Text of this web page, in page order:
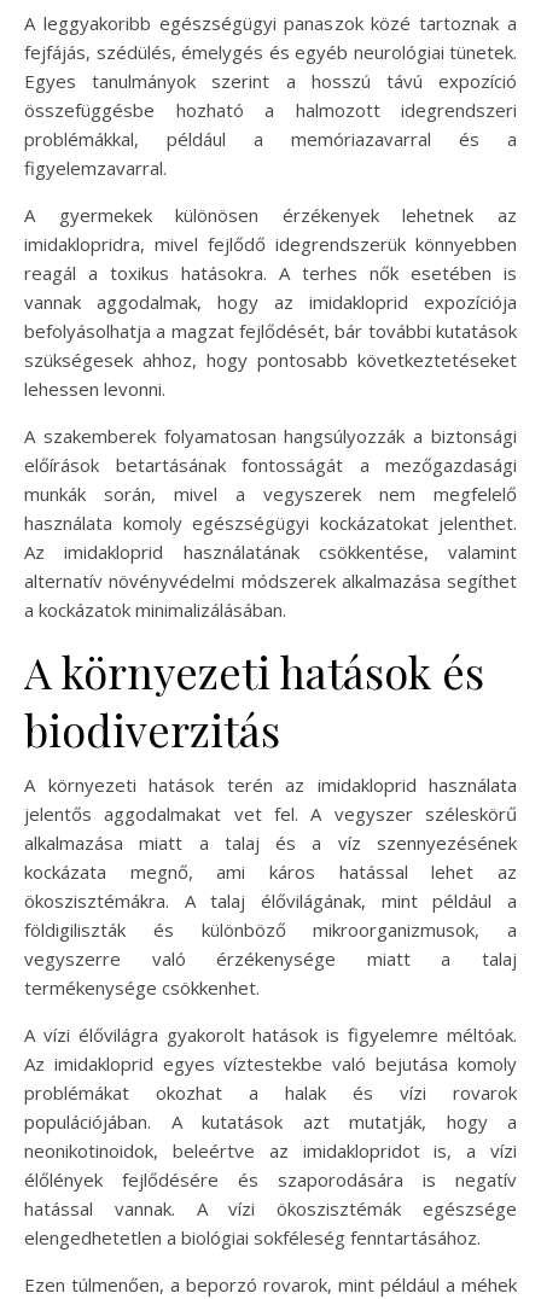
A leggyakoribb egészségügyi panaszok közé tartoznak a
fejfájás, szédülés, émelygés és egyéb neurológiai tünetek.
Egyes tanulmányok szerint a hosszú távú expozíció
összefüggésbe hozható a halmozott idegrendszeri
problémákkal, például a memóriazavarral és a
figyelemzavarral.
A gyermekek különösen érzékenyek lehetnek az
imidaklopridra, mivel fejlődő idegrendszerük könnyebben
reagál a toxikus hatásokra. A terhes nők esetében is
vannak aggodalmak, hogy az imidakloprid expozíciója
befolyásolhatja a magzat fejlődését, bár további kutatások
szükségesek ahhoz, hogy pontosabb következtetéseket
lehessen levonni.
A szakemberek folyamatosan hangsúlyozzák a biztonsági
előírások betartásának fontosságát a mezőgazdasági
munkák során, mivel a vegyszerek nem megfelelő
használata komoly egészségügyi kockázatokat jelenthet.
Az imidakloprid használatának csökkentése, valamint
alternatív növényvédelmi módszerek alkalmazása segíthet
a kockázatok minimalizálásában.
A környezeti hatások és
biodiverzitás
A környezeti hatások terén az imidakloprid használata
jelentős aggodalmakat vet fel. A vegyszer széleskörű
alkalmazása miatt a talaj és a víz szennyezésének
kockázata megnő, ami káros hatással lehet az
ökoszisztémákra. A talaj élővilágának, mint például a
földigiliszták és különböző mikroorganizmusok, a
vegyszerre való érzékenysége miatt a talaj
termékenysége csökkenhet.
A vízi élővilágra gyakorolt hatások is figyelemre méltóak.
Az imidakloprid egyes víztestekbe való bejutása komoly
problémákat okozhat a halak és vízi rovarok
populációjában. A kutatások azt mutatják, hogy a
neonikotinoidok, beleértve az imidaklopridot is, a vízi
élőlények fejlődésére és szaporodására is negatív
hatással vannak. A vízi ökoszisztémák egészsége
elengedhetetlen a biológiai sokféleség fenntartásához.
Ezen túlmenően, a beporzó rovarok, mint például a méhek